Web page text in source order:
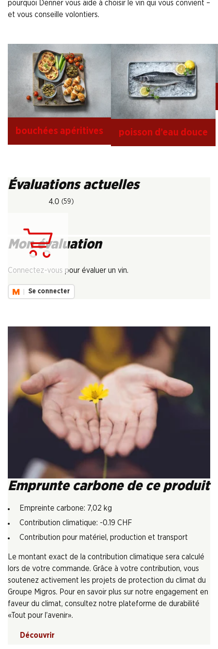
pourquoi Denner vous aide à choisir le vin qui vous convient –
et vous conseille volontiers.
bouchées apéritives poisson d’eau douce
Évaluations actuelles
4.0 (59)
Mon évaluation
Connectez-vous pour évaluer un vin.
Se connecter
Emprunte carbone de ce produit
Empreinte carbone: 7,02 kg
Contribution climatique: -0.19 CHF
Contribution pour matériel, production et transport
Le montant exact de la contribution climatique sera calculé
lors de votre commande. Grâce à votre contribution, vous
soutenez activement les projets de protection du climat du
Groupe Migros. Pour en savoir plus sur notre engagement en
faveur du climat, consultez notre plateforme de durabilité
«Tout pour l’avenir».
Découvrir